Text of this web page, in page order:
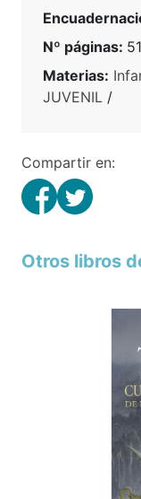
Nº páginas:
Materias:
JUVENIL /
Compartir en:
Otros libros